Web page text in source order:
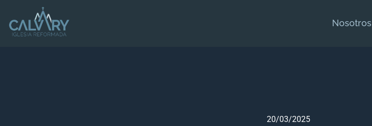
Nosotros
20/03/2025